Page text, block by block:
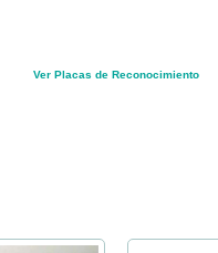
Ver Placas de Reconocimiento